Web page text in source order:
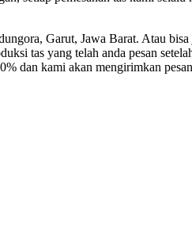
Garut, Jawa Barat. Atau
tas yang telah anda pesan
dan kami akan mengirimkan